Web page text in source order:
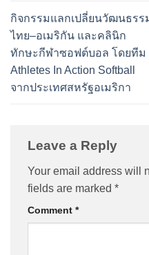
กิจกรรมแลกเปลี่ยนวัฒนธรร
ไทย–อเมริกัน และคลินิก
ทักษะกีฬาซอฟต์บอล โดยทีม
Athletes In Action Softball
จากประเทศสหรัฐอเมริกา
Leave a Reply
Your email address will
fields are marked *
Comment *